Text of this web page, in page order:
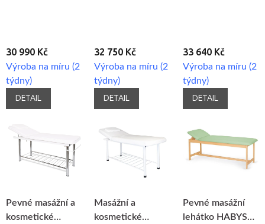
30 990 Kč
Výroba na míru (2
týdny)
DETAIL
32 750 Kč
Výroba na míru (2
týdny)
DETAIL
33 640 Kč
Výroba na míru (2
týdny)
DETAIL
Pevné masážní a
kosmetické
Masážní a
kosmetické
Pevné masážní
lehátko HABYS®